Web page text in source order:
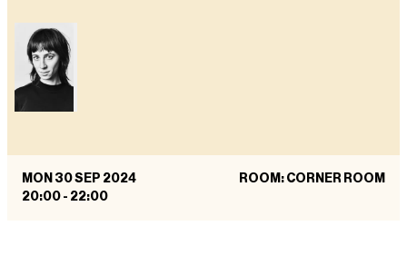
MON 30 SEP 2024
20:00 - 22:00
ROOM: CORNER ROOM